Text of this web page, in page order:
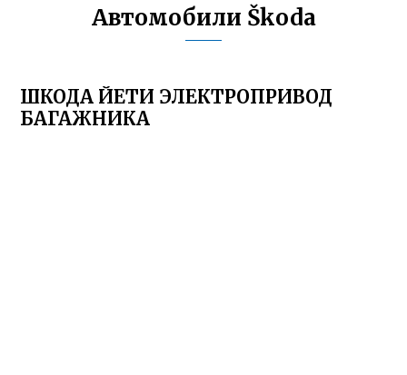
Автомобили Škoda
ШКОДА ЙЕТИ ЭЛЕКТРОПРИВОД
БАГАЖНИКА